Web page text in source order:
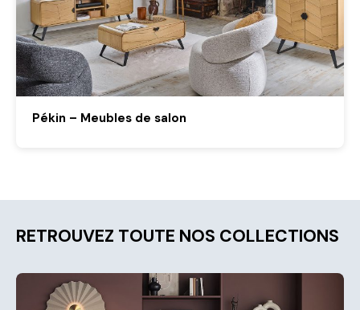
Pékin – Meubles de salon
RETROUVEZ TOUTE NOS COLLECTIONS